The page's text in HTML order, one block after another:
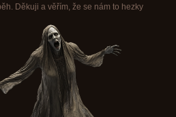
Děkuji a věřím, že se nám to hezky